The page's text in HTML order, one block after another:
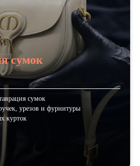
сумок
сумок
урезов и фурнитуры
курток